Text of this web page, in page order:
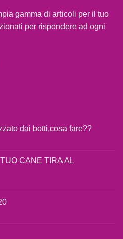
gamma di articoli per il tuo
per rispondere ad ogni
dai botti,cosa fare??
CANE TIRA AL